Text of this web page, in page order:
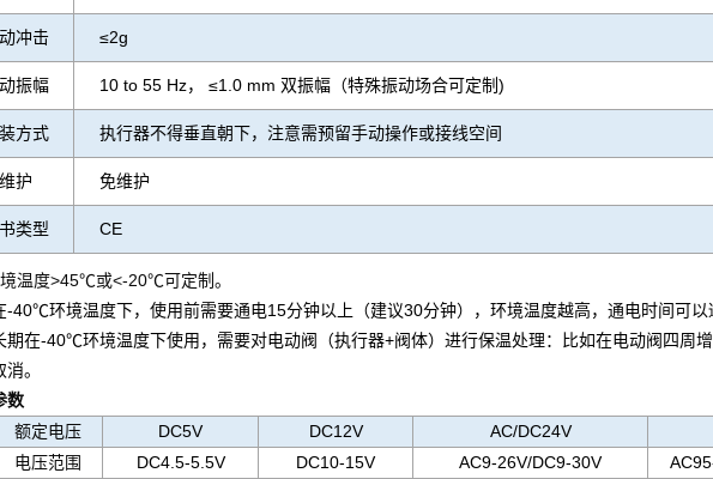
冲击 ≤2g
振幅 10 to 55 Hz， ≤1.0 mm 双振幅（特殊振动场合可定制)
方式 执行器不得垂直朝下，注意需预留手动操作或接线空间
维护 免维护
类型 CE
温度>45℃或<-20℃可定制。
40℃环境温度下，使用前需要通电15分钟以上（建议30分钟），环境温度越高，通电时间可以
在-40℃环境温度下使用，需要对电动阀（执行器+阀体）进行保温处理：比如在电动阀四周
。
数
额定电压 DC5V DC12V AC/DC24V
电压范围
DC4.5-5.5V DC10-15V AC9-26V/DC9-30V